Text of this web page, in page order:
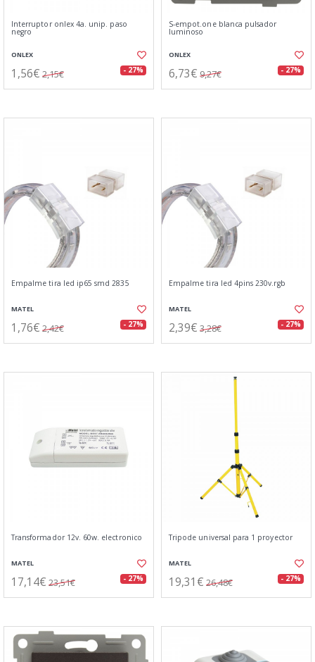
Interruptor onlex 4a. unip. paso
negro
ONLEX
1,56€ 2,15€ - 27%
S-empot.one blanca pulsador
luminoso
ONLEX
6,73€ 9,27€ - 27%
Empalme tira led ip65 smd 2835
MATEL
1,76€ 2,42€ - 27%
Empalme tira led 4pins 230v.rgb
MATEL
2,39€ 3,28€ - 27%
Transformador 12v. 60w. electronico
MATEL
17,14€ 23,51€ - 27%
Tripode universal para 1 proyector
MATEL
19,31€ 26,48€ - 27%